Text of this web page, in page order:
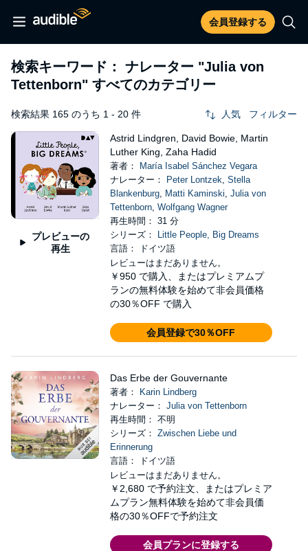
会員登録する
検索キーワード： ナレーター "Julia von
Tettenborn" すべてのカテゴリー
検索結果 165 のうち 1 - 20 件 人気 フィルター
プレビューの
再生
Astrid Lindgren, David Bowie, Martin
Luther King, Zaha Hadid
著者：
María Isabel Sánchez Vegara
ナレーター：
Peter Lontzek, Stella
Blankenburg, Matti Kaminski, Julia von
Tettenborn, Wolfgang Wagner
再生時間： 31 分
シリーズ：
Little People, Big Dreams
言語： ドイツ語
レビューはまだありません。
￥950 で購入、またはプレミアムプ
ランの無料体験を始めて非会員価格
の30％OFF で購入
会員登録で30％OFF
Das Erbe der Gouvernante
著者：
Karin Lindberg
ナレーター： Julia von Tettenborn
再生時間： 不明
シリーズ： Zwischen Liebe und
Erinnerung
言語： ドイツ語
レビューはまだありません。
￥2,680 で予約注文、またはプレミア
ムプラン無料体験を始めて非会員価
格の30％OFFで予約注文
会員プランに登録する